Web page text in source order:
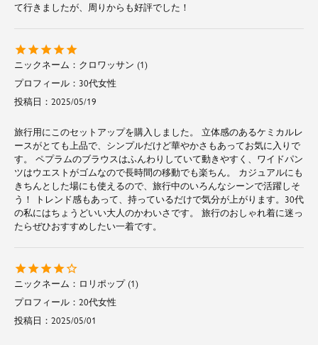
て行きましたが、周りからも好評でした！
クロワッサン
1
30代女性
投稿日
2025/05/19
旅行用にこのセットアップを購入しました。 立体感のあるケミカルレ
ースがとても上品で、シンプルだけど華やかさもあってお気に入りで
す。 ペプラムのブラウスはふんわりしていて動きやすく、ワイドパン
ツはウエストがゴムなので長時間の移動でも楽ちん。 カジュアルにも
きちんとした場にも使えるので、旅行中のいろんなシーンで活躍しそ
う！ トレンド感もあって、持っているだけで気分が上がります。30代
の私にはちょうどいい大人のかわいさです。 旅行のおしゃれ着に迷っ
たらぜひおすすめしたい一着です。
ロリポップ 1
20代女性
投稿日
2025/05/01